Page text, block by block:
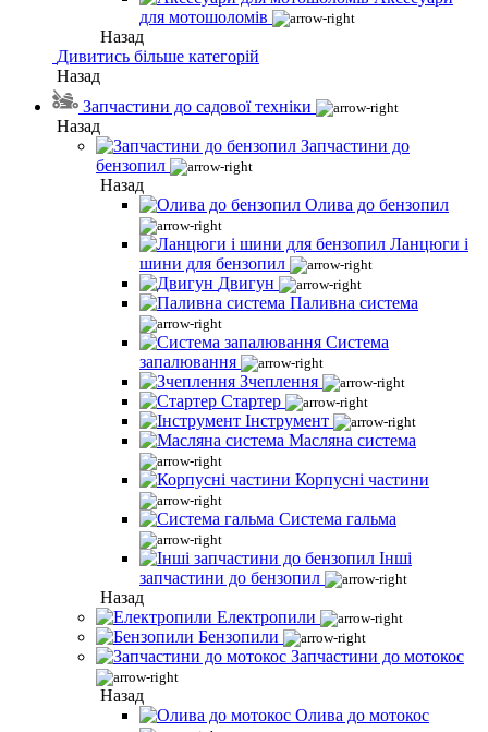
для мотошоломів
Назад
Дивитись більше категорій
Назад
Запчастини до садової техніки
Назад
Запчастини до
бензопил
Назад
Олива до бензопил
Ланцюги і
шини для бензопил
Двигун
Паливна система
Система
запалювання
Зчеплення
Стартер
Інструмент
Масляна система
Корпусні частини
Система гальма
Інші
запчастини до бензопил
Назад
Електропили
Бензопили
Запчастини до мотокос
Назад
Олива до мотокос